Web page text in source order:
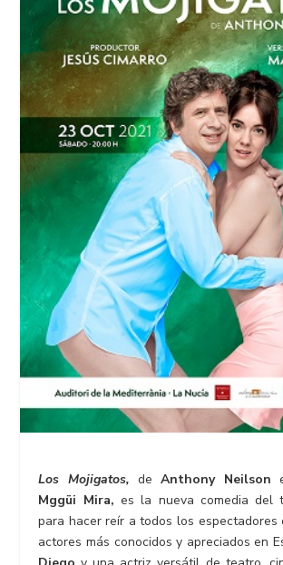
Los Mojigatos, deAnthony Neilson
Mggüi Mira, es la nueva comedia del
para hacer reír a todos los espectadores
actores más conocidos y apreciados en